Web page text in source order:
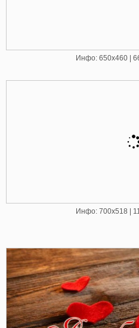
Инфо: 650х460 |
Инфо: 700х518 |